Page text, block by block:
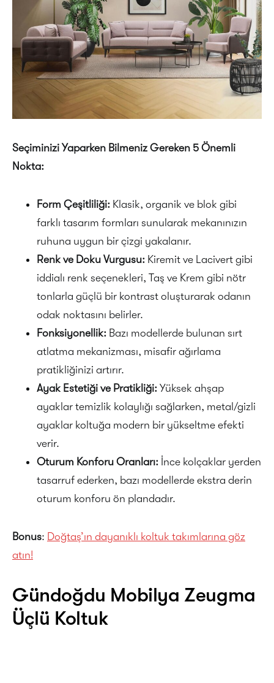
Seçiminizi Yaparken Bilmeniz Gereken 5 Önemli
Nokta:
Form Çeşitliliği: Klasik, organik ve blok gibi
farklı tasarım formları sunularak mekanınızın
ruhuna uygun bir çizgi yakalanır.
Renk ve Doku Vurgusu: Kiremit ve Lacivert gibi
iddialı renk seçenekleri, Taş ve Krem gibi nötr
tonlarla güçlü bir kontrast oluşturarak odanın
odak noktasını belirler.
Fonksiyonellik: Bazı modellerde bulunan sırt
atlatma mekanizması, misafir ağırlama
pratikliğinizi artırır.
Ayak Estetiği ve Pratikliği: Yüksek ahşap
ayaklar temizlik kolaylığı sağlarken, metal/gizli
ayaklar koltuğa modern bir yükseltme efekti
verir.
Oturum Konforu Oranları: İnce kolçaklar yerden
tasarruf ederken, bazı modellerde ekstra derin
oturum konforu ön plandadır.
Bonus: Doğtaş’ın dayanıklı koltuk takımlarına göz
atın!
Gündoğdu Mobilya Zeugma
Üçlü Koltuk